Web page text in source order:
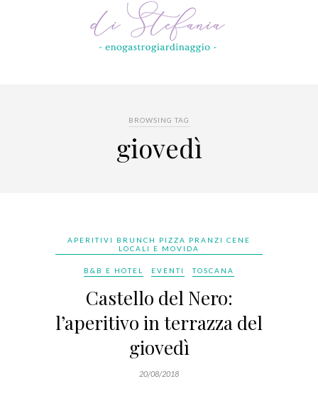
BROWSING TAG
giovedì
APERITIVI BRUNCH PIZZA PRANZI CENE
LOCALI E MOVIDA
B&B E HOTEL EVENTI TOSCANA
Castello del Nero:
l’aperitivo in terrazza del
giovedì
20/08/2018